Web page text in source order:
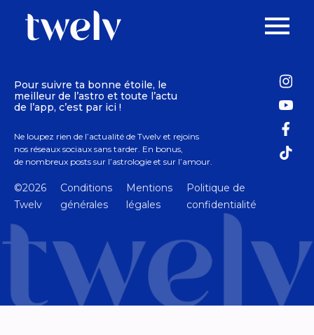
Pour suivre ta bonne étoile, le
meilleur de l’astro et toute l’actu
de l’app, c’est par ici !
Ne loupez rien de l’actualité de Twelv et rejoins
nos réseaux sociaux sans tarder. En bonus,
de nombreux posts sur l’astrologie et sur l’amour.
©2026
Twelv
Conditions
générales
Mentions
légales
Politique de
confidentialité